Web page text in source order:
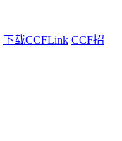
下载CCFLink CCF招